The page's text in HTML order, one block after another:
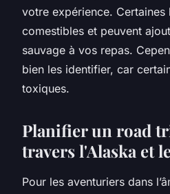
votre expérience. Certaines
comestibles et peuvent
sauvage à vos repas.
bien les identifier, car
toxiques.
Planifier un road
travers l'Alaska et
Pour les aventuriers dans